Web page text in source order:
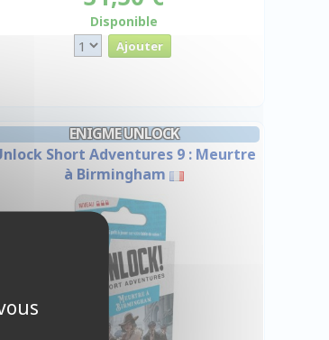
Disponible
ENIGME UNLOCK
Short Adventures 9 : Meurtre
à Birmingham